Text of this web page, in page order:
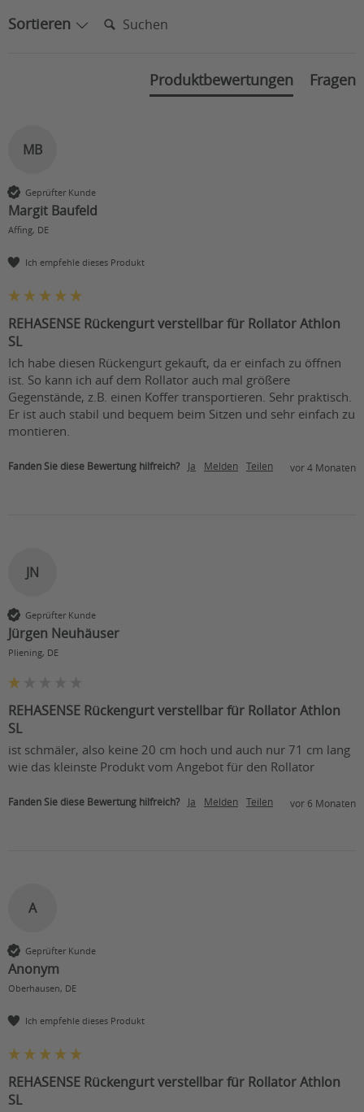
Sortieren Suchen:
Produktbewertungen Fragen
MB
Geprüfter Kunde
Margit Baufeld
Affing, DE
Ich empfehle dieses Produkt
REHASENSE Rückengurt verstellbar für Rollator Athlon
SL
Ich habe diesen Rückengurt gekauft, da er einfach zu öffnen
ist. So kann ich auf dem Rollator auch mal größere
Gegenstände, z.B. einen Koffer transportieren. Sehr praktisch.
Er ist auch stabil und bequem beim Sitzen und sehr einfach zu
montieren.
Fanden Sie diese Bewertung hilfreich? Ja Melden Teilen vor 4 Monaten
JN
Geprüfter Kunde
Jürgen Neuhäuser
Pliening, DE
REHASENSE Rückengurt verstellbar für Rollator Athlon
SL
ist schmäler, also keine 20 cm hoch und auch nur 71 cm lang
wie das kleinste Produkt vom Angebot für den Rollator
Fanden Sie diese Bewertung hilfreich? Ja Melden Teilen vor 6 Monaten
A
Geprüfter Kunde
Anonym
Oberhausen, DE
Ich empfehle dieses Produkt
REHASENSE Rückengurt verstellbar für Rollator Athlon
SL